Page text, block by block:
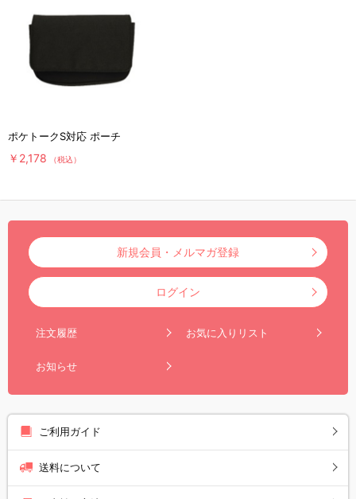
ポケトークS対応 ポーチ
￥2,178 （税込）
新規会員・メルマガ登録
ログイン
注文履歴 お気に入りリスト
お知らせ
ご利用ガイド
送料について